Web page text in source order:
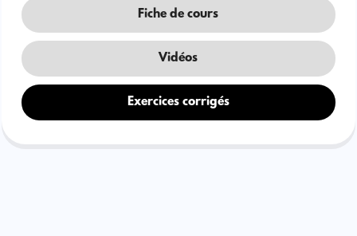
Fiche de cours
Vidéos
Exercices corrigés